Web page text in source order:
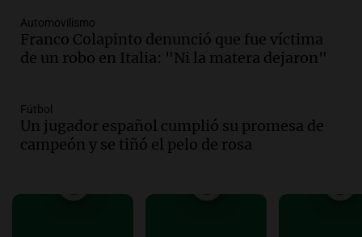
Episodios
Audio.Cae colombiano acusado de venta
de droga por delivery en el microcentro
Episodios
Audio.Disminuyen las víctimas fatales
por accidentes de tránsito en el primer
Panorama Federal
Automovilismo
Franco Colapinto denunció que fue víctima
de un robo en Italia: "Ni la matera dejaron"
Fútbol
Un jugador español cumplió su promesa de
campeón y se tiñó el pelo de rosa